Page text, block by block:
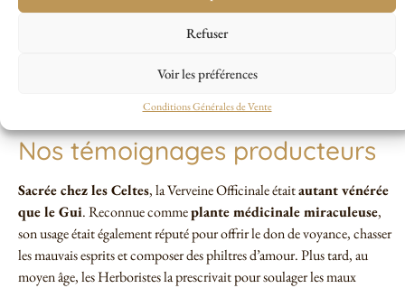
Refuser
Voir les préférences
Conditions Générales de Vente
Semis en caissette de mars à mai
d’automne. Laisser alors 20cm entre chaque plant. Des
Tailler les sommités fleuries en fin de floraison réduira les semis
Nos témoignages producteurs
Sacrée chez les Celtes, la Verveine Officinale étaitautant vénérée
que le Gui. Reconnue commeplante médicinale miraculeuse,
son usage était également réputé pour offrir le don de voyance, chasser
les mauvais esprits et composer des philtres d’amour. Plus tard, au
moyen âge, les Herboristes la prescrivait pour soulager les maux